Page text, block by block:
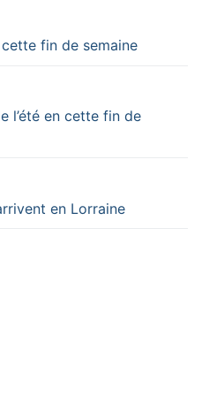
fin de semaine
l’été en cette fin de
en Lorraine